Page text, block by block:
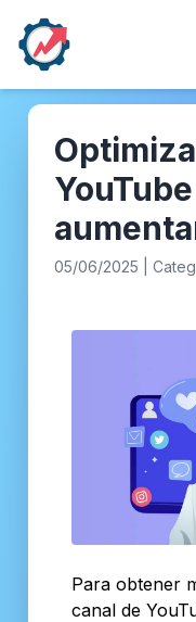
05/06/2025 |
Para obtener
canal de